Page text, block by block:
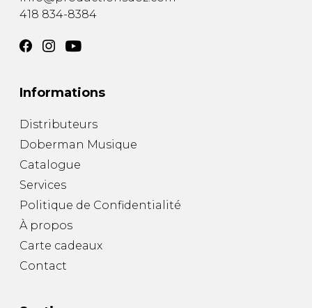
418 834-8384
Informations
Distributeurs
Doberman Musique
Catalogue
Services
Politique de Confidentialité
À propos
Carte cadeaux
Contact